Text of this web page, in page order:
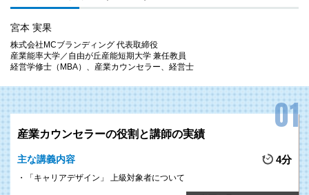
宮本 実果
株式会社MCブランディング 代表取締役
産業能率大学／自由が丘産能短期大学 兼任教員
経営学修士（MBA）、産業カウンセラー、経営士
産業カウンセラーの役割と講師の実績
主な講義内容 4分
「キャリアデザイン」 上級対象者について